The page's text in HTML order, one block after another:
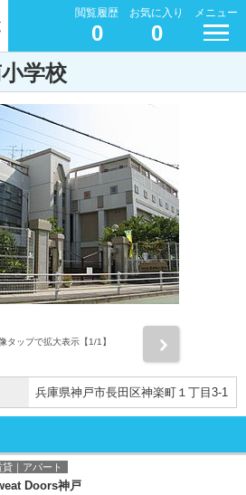
閲覧履歴
0
お気に入り
0
メニュー
学校
タップで拡大表示【1/1】
兵庫県神戸市長田区神楽町１丁目3-1
貸｜アパート
Doors神戸